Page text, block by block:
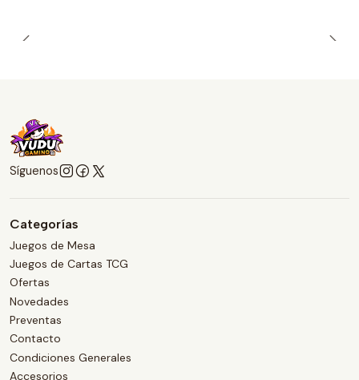
Síguenos
Categorías
Juegos de Mesa
Juegos de Cartas TCG
Ofertas
Novedades
Preventas
Contacto
Condiciones Generales
Accesorios